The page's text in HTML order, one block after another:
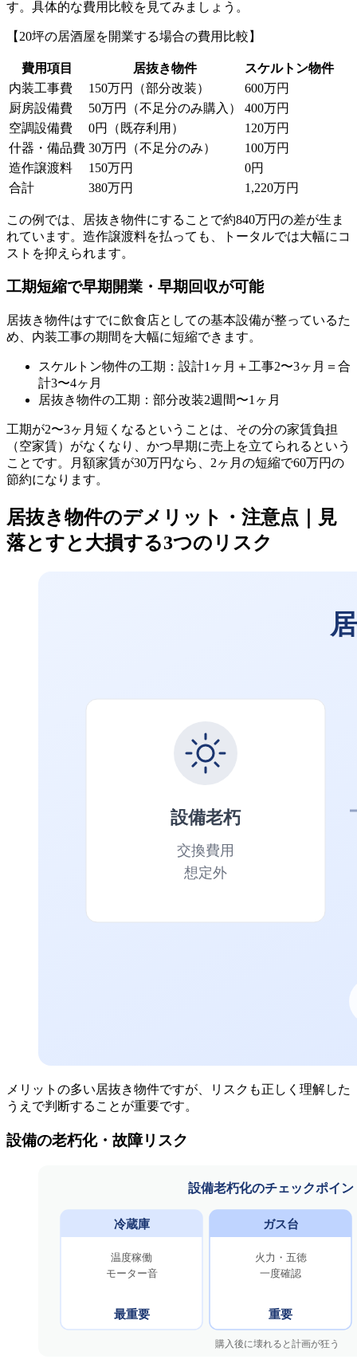
す。具体的な費用比較を見てみましょう。
【20坪の居酒屋を開業する場合の費用比較】
費用項目 居抜き物件
スケルトン物件
内装工事費
150万円（部分改装）
600万円
厨房設備費
50万円（不足分のみ購入）
400万円
空調設備費
0円（既存利用）
120万円
什器・備品費 30万円（不足分のみ）
100万円
造作譲渡料
150万円
0円
合計
380万円 1,220万円
この例では、居抜き物件にすることで約840万円の差が生ま
れています。造作譲渡料を払っても、トータルでは大幅にコ
ストを抑えられます。
工期短縮で早期開業・早期回収が可能
居抜き物件はすでに飲食店としての基本設備が整っているた
め、内装工事の期間を大幅に短縮できます。
スケルトン物件の工期：設計1ヶ月＋工事2〜3ヶ月＝合
計3〜4ヶ月
居抜き物件の工期：部分改装2週間〜1ヶ月
工期が2〜3ヶ月短くなるということは、その分の家賃負担
（空家賃）がなくなり、かつ早期に売上を立てられるという
ことです。月額家賃が30万円なら、2ヶ月の短縮で60万円の
節約になります。
居抜き物件のデメリット・注意点｜見
落とすと大損する3つのリスク
メリットの多い居抜き物件ですが、リスクも正しく理解した
うえで判断することが重要です。
設備の老朽化・故障リスク